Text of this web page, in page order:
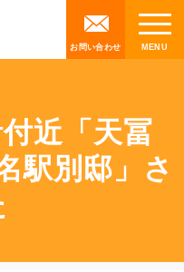
お問い合わせ
近「天冨
駅別邸」さ